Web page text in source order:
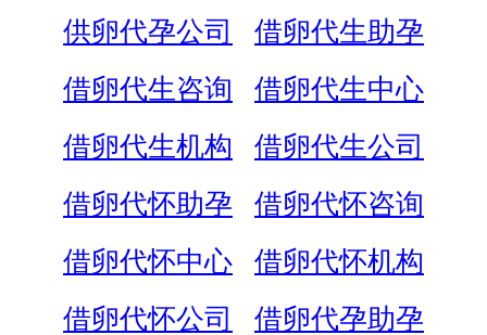
供卵代孕公司
借卵代生助孕
借卵代生咨询
借卵代生中心
借卵代生机构
借卵代生公司
借卵代怀助孕
借卵代怀咨询
借卵代怀中心
借卵代怀机构
借卵代怀公司
借卵代孕助孕